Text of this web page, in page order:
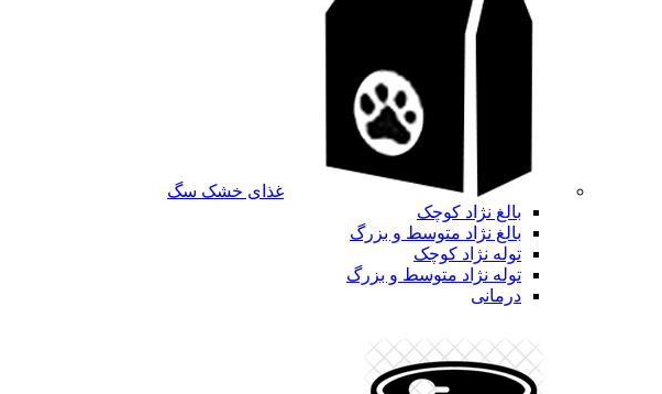
غذای خشک سگ
بالغ نژاد کوچک
بالغ نژاد متوسط و بزرگ
توله نژاد کوچک
توله نژاد متوسط و بزرگ
درمانی